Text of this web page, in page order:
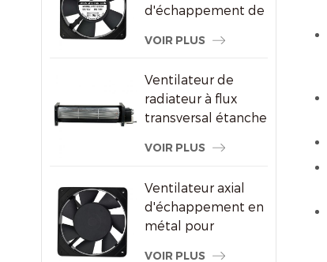
d'échappement de
congélateur de
VOIR PLUS
Ventilateur de
radiateur à flux
transversal étanche
publicitaires
VOIR PLUS
Ventilateur axial
d'échappement en
métal pour
VOIR PLUS